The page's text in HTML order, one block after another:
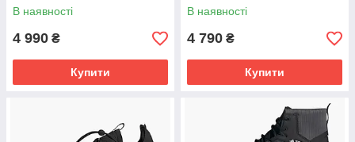
РОЗМІРИ ЗАПИТУЙТЕ
В наявності
4 990 ₴
Купити
ЗАПИТУЙТЕ
В наявності
4 790 ₴
Купити